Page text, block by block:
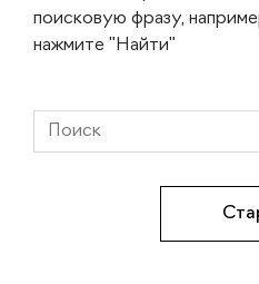
поисковую фразу,
нажмите "Найти"